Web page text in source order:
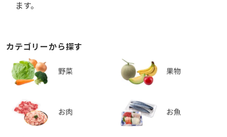
ます。
カテゴリーから探す